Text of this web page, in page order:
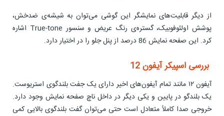
از دیگر قابلیت‌های نمایشگر این گوشی می‌توان به شیشه‌ی ضدخش،
پوشش اولئوفوبیک، گستره‌ی رنگ عریض و سنسور True-tone اشاره
کرد. این صفحه نمایش 86 درصد از پنل جلو را در اختیار دارد.
بررسی اسپیکر آیفون 12
آیفون ۱۲ مانند تمام آیفون‌های اخیر دارای یک جفت بلندگوی استریوست.
یک بلندگو در پایین و یکی دیگر در داخل ناچ صفحه نمایش وجود دارد.
خروجی صدا کاملاً متعادل است حتی می‌توان گفت بلندگوی بالایی کمی